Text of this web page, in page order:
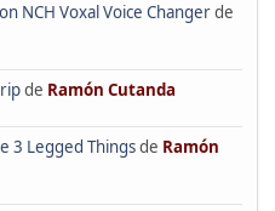
NCH Voxal Voice Changerde
de Ramón Cutanda
3 Legged Thingsde Ramón